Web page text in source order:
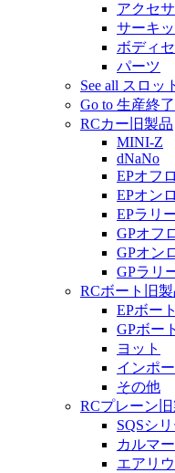
アクセ
サーキッ
ボディ
パーツ
See all スロッ
Go to 生産終
RCカー旧製品
MINI-Z
dNaNo
EPオフ
EPオン
EPラリ
GPオフ
GPオン
GPラリ
RCボート旧
EPボート
GPボート
ヨット
インポ
その他
RCプレーン
SQSシ
カルマ
エアリ